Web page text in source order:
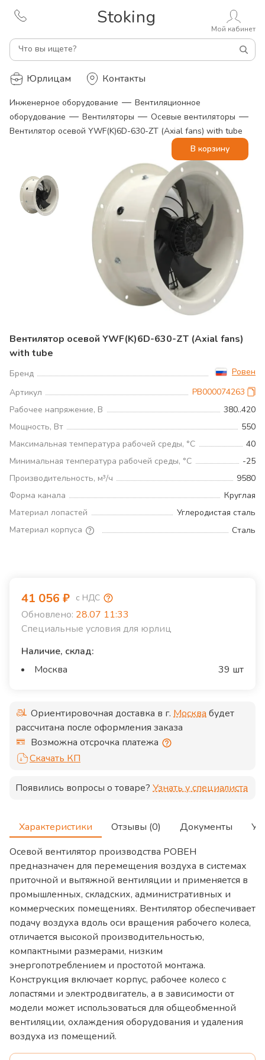
Stoking
Что вы ищете?
Мой кабинет
Юрлицам Контакты
Инженерное оборудование — Вентиляционное
оборудование — Вентиляторы — Осевые вентиляторы —
Вентилятор осевой YWF(K)6D-630-ZT (Axial fans) with tube
Вентилятор осевой YWF(K)6D-630-ZT (Axial fans)
with tube
Бренд
Ровен
Артикул
РВ000074263
Рабочее напряжение, В
380..420
Мощность, Вт
550
Максимальная температура рабочей среды, °С
40
Минимальная температура рабочей среды, °С
-25
Производительность, м³/ч
9580
Форма канала
Круглая
Материал лопастей
Углеродистая сталь
Материал корпуса
Сталь
41 056 ₽ с НДС
Обновлено: 28.07 11:33
Специальные условия для юрлиц
Наличие, склад:
Москва
39 шт
В корзину
Ориентировочная доставка в г. Москвабудет
рассчитана после оформления заказа
Возможна отсрочка платежа
Скачать КП
Появились вопросы о товаре? Узнать у специалиста
Характеристики Отзывы (0) Документы
Осевой вентилятор производства РОВЕН
предназначен для перемещения воздуха в системах
приточной и вытяжной вентиляции и применяется в
промышленных, складских, административных и
коммерческих помещениях. Вентилятор обеспечивает
подачу воздуха вдоль оси вращения рабочего колеса,
отличается высокой производительностью,
компактными размерами, низким
энергопотреблением и простотой монтажа.
Конструкция включает корпус, рабочее колесо с
лопастями и электродвигатель, а в зависимости от
модели может использоваться для общеобменной
вентиляции, охлаждения оборудования и удаления
воздуха из помещений.